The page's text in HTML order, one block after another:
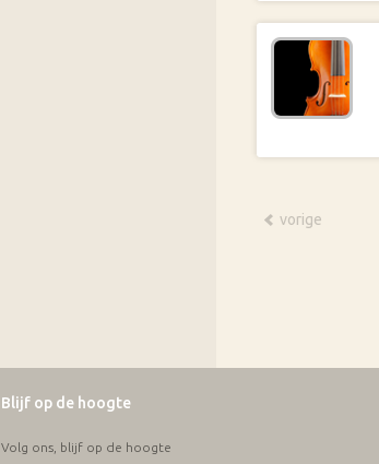
vorige
Blijf op de hoogte
Volg ons, blijf op de hoogte